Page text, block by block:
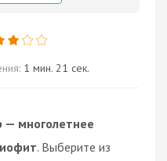
1 мин. 21 сек.
— многолетнее
. Выберите из